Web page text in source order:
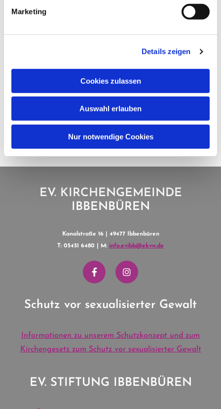
Marketing
Details zeigen
Cookies zulassen
Auswahl erlauben
Nur notwendige Cookies
EV. KIRCHENGEMEINDE
IBBENBÜREN
Kanalstraße 16 | 49477 Ibbenbüren
T: 05451 6480 | M: info.evibb@ekvw.de
Schutz vor sexualisierter Gewalt
Informationen zu unserem Schutzkonzept und zum
Kirchengesetz zum Schutz vor sexualisierter Gewalt
EV. STIFTUNG IBBENBÜREN